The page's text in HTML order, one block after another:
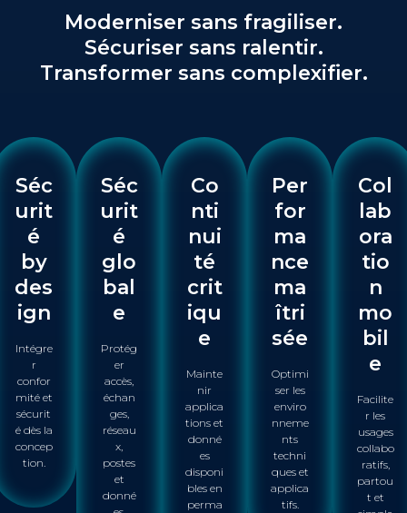
Moderniser sans fragiliser.
Sécuriser sans ralentir.
Transformer sans complexifier.
Séc
urit
é
by
des
ign
Intégre
r
confor
mité et
sécurit
é dès la
concep
tion.
Séc
urit
é
glo
bal
e
Protég
er
accès,
échan
ges,
réseau
x,
postes
et
donné
Co
nti
nui
té
crit
iqu
e
Mainte
nir
applica
tions et
donné
es
disponi
bles en
perma
Per
for
ma
nce
ma
îtri
sée
Optimi
ser les
enviro
nneme
nts
techni
ques et
applica
tifs.
Col
lab
ora
tio
n
mo
bil
e
Facilite
r les
usages
collabo
ratifs,
partou
t et